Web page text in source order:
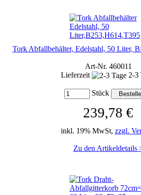
Tork Abfallbehälter, Edelstahl, 50 Liter,
Art-Nr. 460011
Lieferzeit
2-3
Stück
239,78 €
inkl. 19% MwSt, zzgl.
Zu den Artikeldetails